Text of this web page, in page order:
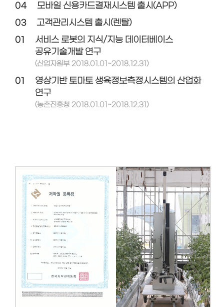
04
모바일 신용카드결재시스템 출시(APP)
03
고객관리시스템 출시(렌탈)
01
서비스 로봇의 지식/지능 데이터베이스
공유기술개발 연구
(산업자원부 2018.01.01~2018.12.31)
01
영상기반 토마토 생육정보측정시스템의 산업화
연구
(농촌진흥청 2018.01.01~2018.12.31)